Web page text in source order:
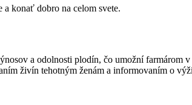
konať dobro na celom svete.
a odolnosti plodín, čo umožní farmárom
živín tehotným ženám a informovaním o